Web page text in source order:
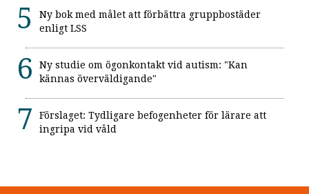
Ny bok med målet att förbättra gruppbostäder
enligt LSS
Ny studie om ögonkontakt vid autism: "Kan
kännas överväldigande"
Förslaget: Tydligare befogenheter för lärare att
ingripa vid våld